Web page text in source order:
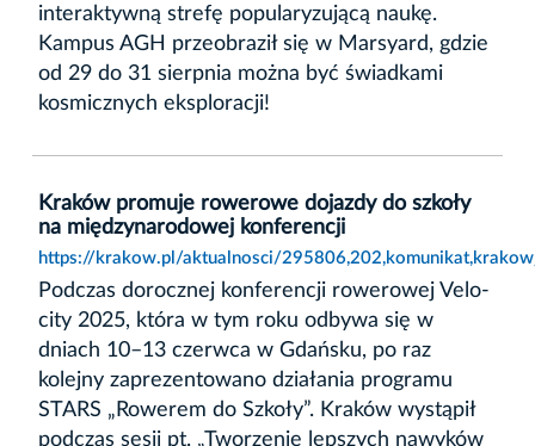
interaktywną strefę popularyzującą naukę.
Kampus AGH przeobraził się w Marsyard, gdzie
od 29 do 31 sierpnia można być świadkami
kosmicznych eksploracji!
Kraków promuje rowerowe dojazdy do szkoły
na międzynarodowej konferencji
https://krakow.pl/aktualnosci/
Podczas dorocznej konferencji rowerowej Velo-
city 2025, która w tym roku odbywa się w
dniach 10–13 czerwca w Gdańsku, po raz
kolejny zaprezentowano działania programu
STARS „Rowerem do Szkoły”. Kraków wystąpił
podczas sesji pt. „Tworzenie lepszych nawyków